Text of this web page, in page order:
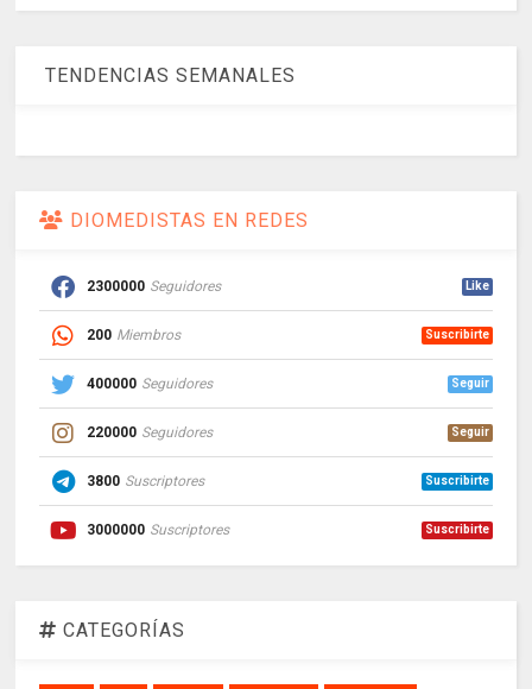
TENDENCIAS SEMANALES
DIOMEDISTAS EN REDES
2300000 Seguidores Like
200 Miembros Suscribirte
400000 Seguidores Seguir
220000 Seguidores Seguir
3800 Suscriptores Suscribirte
3000000 Suscriptores Suscribirte
CATEGORÍAS